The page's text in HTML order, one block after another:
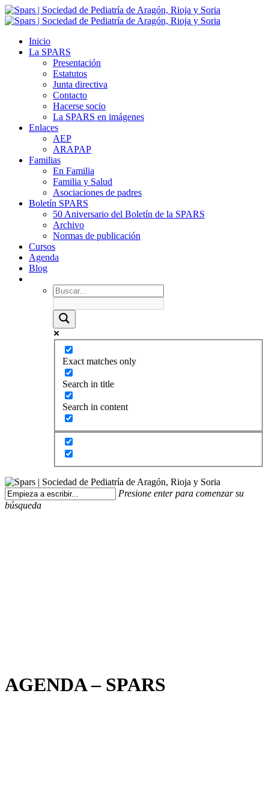
Inicio
La SPARS
Presentación
Estatutos
Junta directiva
Contacto
Hacerse socio
La SPARS en imágenes
Enlaces
AEP
ARAPAP
Familias
En Familia
Familia y Salud
Asociaciones de padres
Boletín SPARS
50 Aniversario del Boletín de la SPARS
Archivo
Normas de publicación
Cursos
Agenda
Blog
Exact matches only
Search in title
Search in content
Presione enter para comenzar su
búsqueda
AGENDA – SPARS